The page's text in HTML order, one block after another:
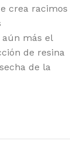
crea racimos
más el
de resina
de la